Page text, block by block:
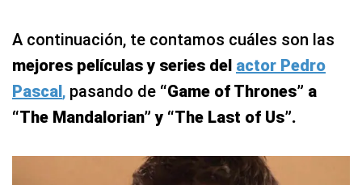
A continuación, te contamos cuáles son las
mejores películas y series del actor Pedro
Pascal, pasando de “Game of Thrones” a
“The Mandalorian” y “The Last of Us”.